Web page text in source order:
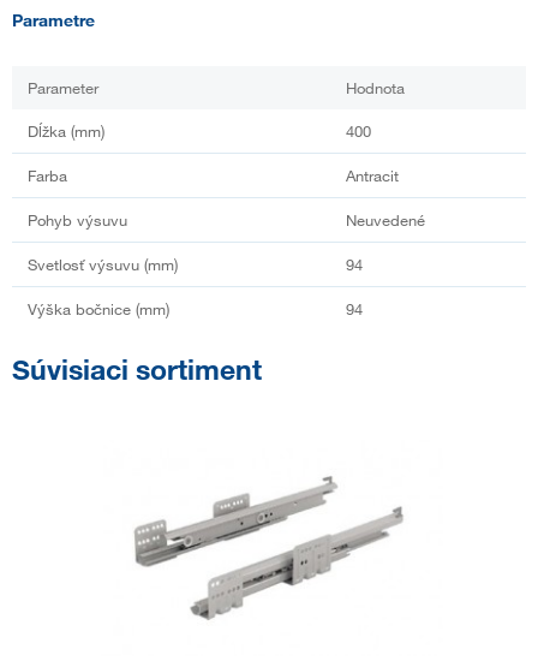
Parametre
Parameter Hodnota
Dĺžka (mm) 400
Farba Antracit
Pohyb výsuvu Neuvedené
Svetlosť výsuvu (mm) 94
Výška bočnice (mm) 94
Súvisiaci sortiment